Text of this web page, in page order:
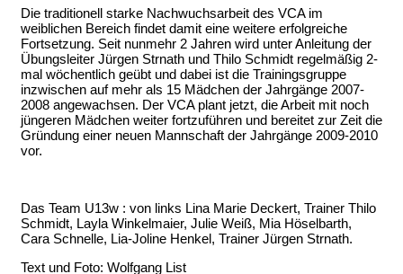
Die traditionell starke Nachwuchsarbeit des VCA im
weiblichen Bereich findet damit eine weitere erfolgreiche
Fortsetzung. Seit nunmehr 2 Jahren wird unter Anleitung der
Übungsleiter Jürgen Strnath und Thilo Schmidt regelmäßig 2-
mal wöchentlich geübt und dabei ist die Trainingsgruppe
inzwischen auf mehr als 15 Mädchen der Jahrgänge 2007-
2008 angewachsen. Der VCA plant jetzt, die Arbeit mit noch
jüngeren Mädchen weiter fortzuführen und bereitet zur Zeit die
Gründung einer neuen Mannschaft der Jahrgänge 2009-2010
vor.
Das Team U13w : von links Lina Marie Deckert, Trainer Thilo
Schmidt, Layla Winkelmaier, Julie Weiß, Mia Höselbarth,
Cara Schnelle, Lia-Joline Henkel, Trainer Jürgen Strnath.
Text und Foto: Wolfgang List